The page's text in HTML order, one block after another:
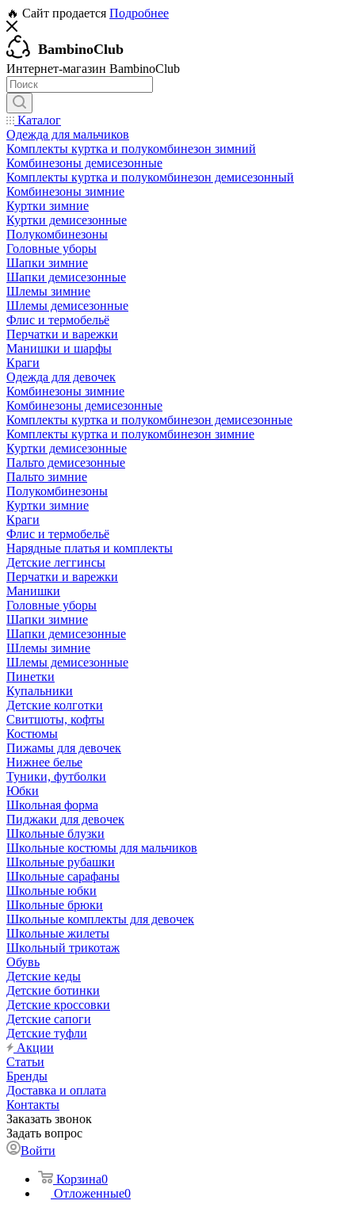
🔥 Сайт продается Подробнее
BambinoClub
Интернет-магазин BambinoClub
Каталог
Одежда для мальчиков
Комплекты куртка и полукомбинезон зимний
Комбинезоны демисезонные
Комплекты куртка и полукомбинезон демисезонный
Комбинезоны зимние
Куртки зимние
Куртки демисезонные
Полукомбинезоны
Головные уборы
Шапки зимние
Шапки демисезонные
Шлемы зимние
Шлемы демисезонные
Флис и термобельё
Перчатки и варежки
Манишки и шарфы
Краги
Одежда для девочек
Комбинезоны зимние
Комбинезоны демисезонные
Комплекты куртка и полукомбинезон демисезонные
Комплекты куртка и полукомбинезон зимние
Куртки демисезонные
Пальто демисезонные
Пальто зимние
Полукомбинезоны
Куртки зимние
Краги
Флис и термобельё
Нарядные платья и комплекты
Детские леггинсы
Перчатки и варежки
Манишки
Головные уборы
Шапки зимние
Шапки демисезонные
Шлемы зимние
Шлемы демисезонные
Пинетки
Купальники
Детские колготки
Свитшоты, кофты
Костюмы
Пижамы для девочек
Нижнее белье
Туники, футболки
Юбки
Школьная форма
Пиджаки для девочек
Школьные блузки
Школьные костюмы для мальчиков
Школьные рубашки
Школьные сарафаны
Школьные юбки
Школьные брюки
Школьные комплекты для девочек
Школьные жилеты
Школьный трикотаж
Обувь
Детские кеды
Детские ботинки
Детские кроссовки
Детские сапоги
Детские туфли
Акции
Статьи
Бренды
Доставка и оплата
Контакты
Заказать звонок
Задать вопрос
Войти
Корзина0
Отложенные0